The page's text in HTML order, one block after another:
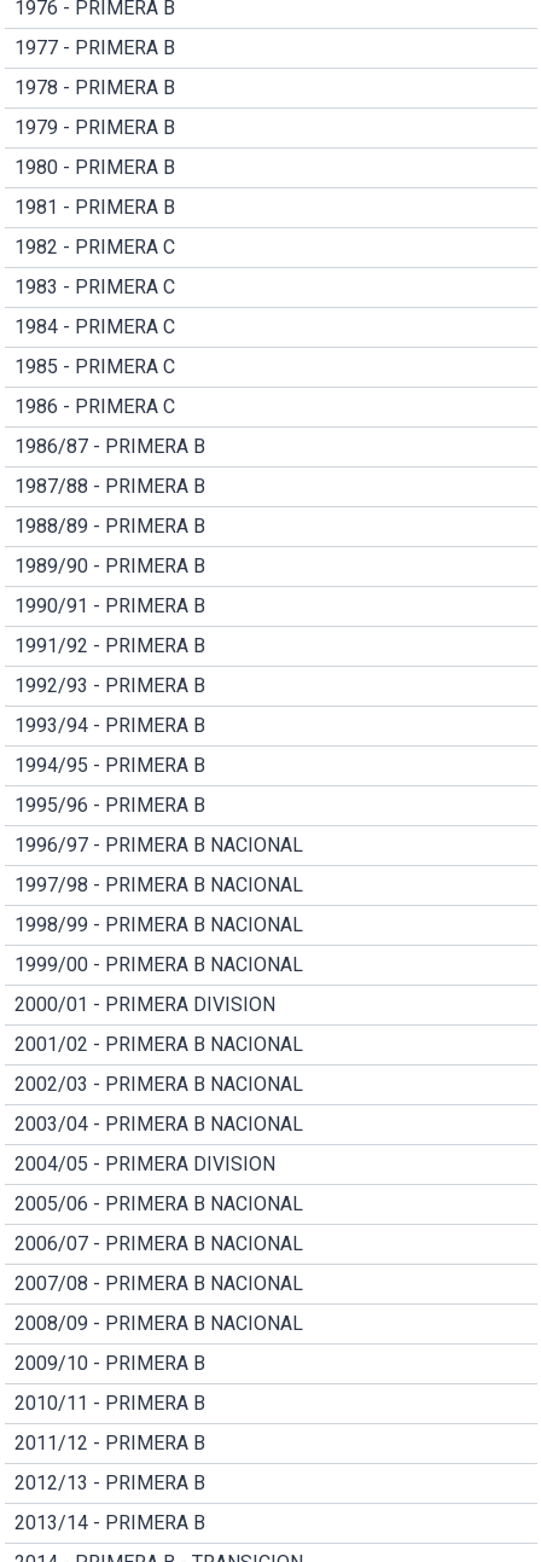
1976 - PRIMERA B
1977 - PRIMERA B
1978 - PRIMERA B
1979 - PRIMERA B
1980 - PRIMERA B
1981 - PRIMERA B
1982 - PRIMERA C
1983 - PRIMERA C
1984 - PRIMERA C
1985 - PRIMERA C
1986 - PRIMERA C
1986/87 - PRIMERA B
1987/88 - PRIMERA B
1988/89 - PRIMERA B
1989/90 - PRIMERA B
1990/91 - PRIMERA B
1991/92 - PRIMERA B
1992/93 - PRIMERA B
1993/94 - PRIMERA B
1994/95 - PRIMERA B
1995/96 - PRIMERA B
1996/97 - PRIMERA B NACIONAL
1997/98 - PRIMERA B NACIONAL
1998/99 - PRIMERA B NACIONAL
1999/00 - PRIMERA B NACIONAL
2000/01 - PRIMERA DIVISION
2001/02 - PRIMERA B NACIONAL
2002/03 - PRIMERA B NACIONAL
2003/04 - PRIMERA B NACIONAL
2004/05 - PRIMERA DIVISION
2005/06 - PRIMERA B NACIONAL
2006/07 - PRIMERA B NACIONAL
2007/08 - PRIMERA B NACIONAL
2008/09 - PRIMERA B NACIONAL
2009/10 - PRIMERA B
2010/11 - PRIMERA B
2011/12 - PRIMERA B
2012/13 - PRIMERA B
2013/14 - PRIMERA B